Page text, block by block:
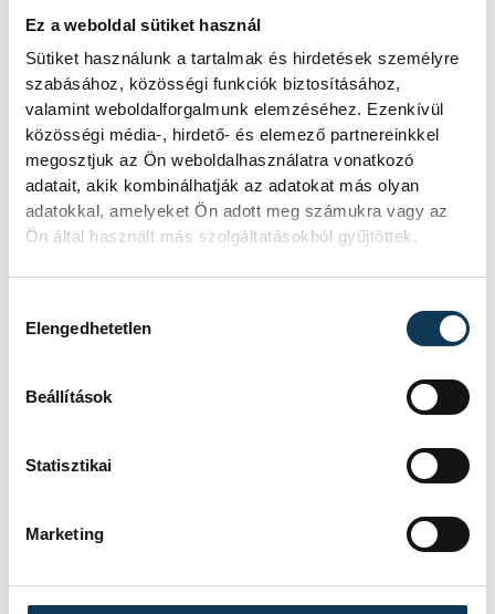
Ez a weboldal sütiket használ
Sütiket használunk a tartalmak és hirdetések személyre
szabásához, közösségi funkciók biztosításához,
valamint weboldalforgalmunk elemzéséhez. Ezenkívül
közösségi média-, hirdető- és elemező partnereinkkel
megosztjuk az Ön weboldalhasználatra vonatkozó
adatait, akik kombinálhatják az adatokat más olyan
adatokkal, amelyeket Ön adott meg számukra vagy az
Ön által használt más szolgáltatásokból gyűjtöttek.
Elengedhetetlen
Beállítások
Statisztikai
Marketing
magyar digitális piac számára ez a
tudatosan formált interaktivitás jelenti a
következő nagy lépést, ahol a felhasználói
élmény nem cél, hanem a kapcsolat új
nyelve.
támogatott tartalom